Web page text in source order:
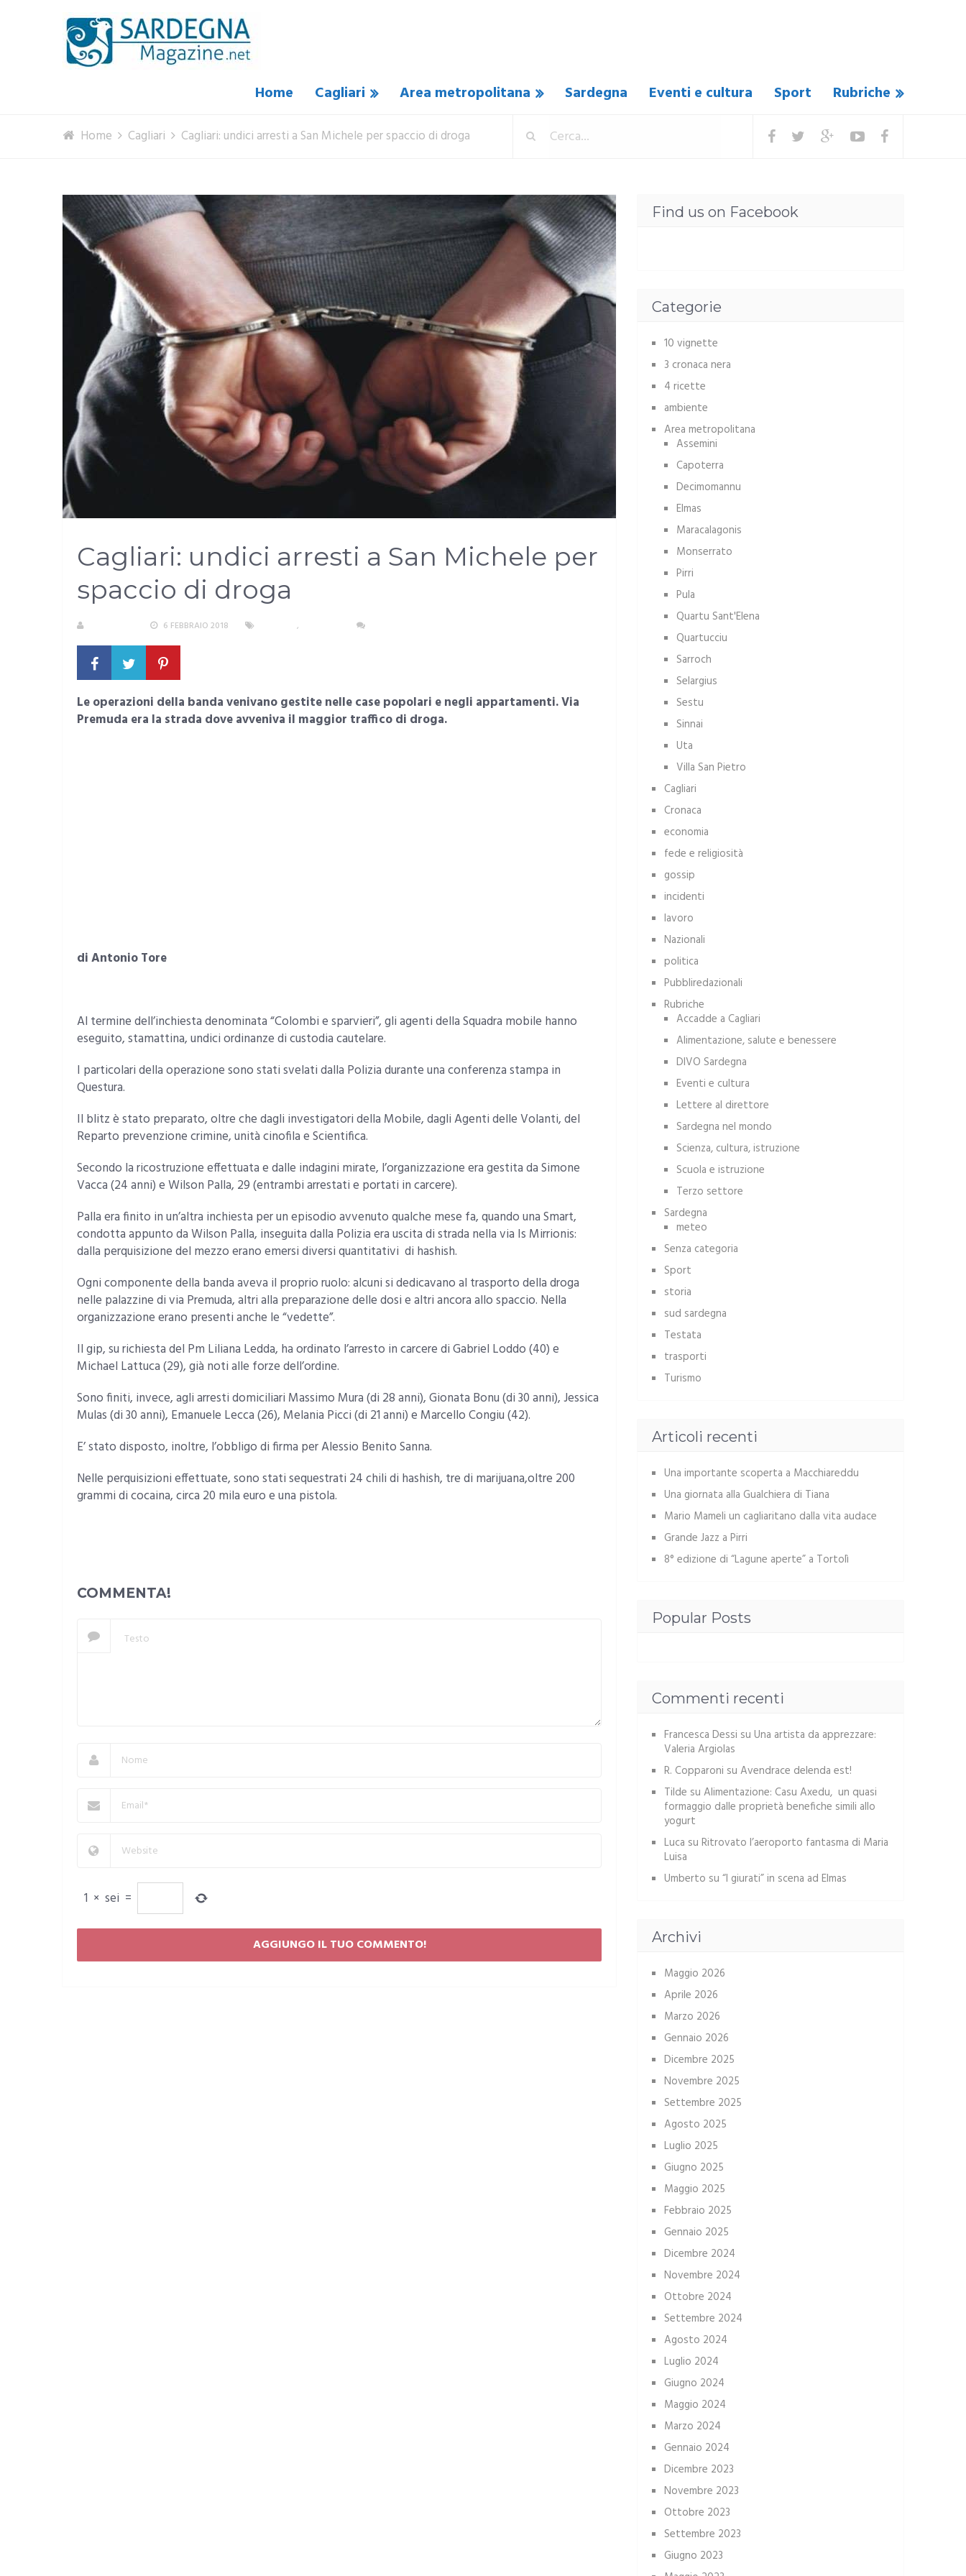
Home Cagliari Area metropolitana Sardegna Eventi e cultura Sport Rubriche
Home Cagliari Cagliari: undici arresti a San Michele per spaccio di droga
Cagliari: undici arresti a San Michele per
spaccio di droga
6 FEBBRAIO 2018 ,
Le operazioni della banda venivano gestite nelle case popolari e negli appartamenti. Via
Premuda era la strada dove avveniva il maggior traffico di droga.
di Antonio Tore
Al termine dell’inchiesta denominata “Colombi e sparvieri”, gli agenti della Squadra mobile hanno
eseguito, stamattina, undici ordinanze di custodia cautelare.
I particolari della operazione sono stati svelati dalla Polizia durante una conferenza stampa in
Questura.
Il blitz è stato preparato, oltre che dagli investigatori della Mobile, dagli Agenti delle Volanti, del
Reparto prevenzione crimine, unità cinofila e Scientifica.
Secondo la ricostruzione effettuata e dalle indagini mirate, l’organizzazione era gestita da Simone
Vacca (24 anni) e Wilson Palla, 29 (entrambi arrestati e portati in carcere).
Palla era finito in un’altra inchiesta per un episodio avvenuto qualche mese fa, quando una Smart,
condotta appunto da Wilson Palla, inseguita dalla Polizia era uscita di strada nella via Is Mirrionis:
dalla perquisizione del mezzo erano emersi diversi quantitativi di hashish.
Ogni componente della banda aveva il proprio ruolo: alcuni si dedicavano al trasporto della droga
nelle palazzine di via Premuda, altri alla preparazione delle dosi e altri ancora allo spaccio. Nella
organizzazione erano presenti anche le “vedette”.
Il gip, su richiesta del Pm Liliana Ledda, ha ordinato l’arresto in carcere di Gabriel Loddo (40) e
Michael Lattuca (29), già noti alle forze dell’ordine.
Sono finiti, invece, agli arresti domiciliari Massimo Mura (di 28 anni), Gionata Bonu (di 30 anni), Jessica
Mulas (di 30 anni), Emanuele Lecca (26), Melania Picci (di 21 anni) e Marcello Congiu (42).
E’ stato disposto, inoltre, l’obbligo di firma per Alessio Benito Sanna.
Nelle perquisizioni effettuate, sono stati sequestrati 24 chili di hashish, tre di marijuana,oltre 200
grammi di cocaina, circa 20 mila euro e una pistola.
COMMENTA!
1 × sei =
Find us on Facebook
Categorie
10 vignette
3 cronaca nera
4 ricette
ambiente
Area metropolitana
Assemini
Capoterra
Decimomannu
Elmas
Maracalagonis
Monserrato
Pirri
Pula
Quartu Sant'Elena
Quartucciu
Sarroch
Selargius
Sestu
Sinnai
Uta
Villa San Pietro
Cagliari
Cronaca
economia
fede e religiosità
gossip
incidenti
lavoro
Nazionali
politica
Pubbliredazionali
Rubriche
Accadde a Cagliari
Alimentazione, salute e benessere
DIVO Sardegna
Eventi e cultura
Lettere al direttore
Sardegna nel mondo
Scienza, cultura, istruzione
Scuola e istruzione
Terzo settore
Sardegna
meteo
Senza categoria
Sport
storia
sud sardegna
Testata
trasporti
Turismo
Articoli recenti
Una importante scoperta a Macchiareddu
Una giornata alla Gualchiera di Tiana
Mario Mameli un cagliaritano dalla vita audace
Grande Jazz a Pirri
8° edizione di “Lagune aperte” a Tortolì
Popular Posts
Commenti recenti
Francesca Dessi su Una artista da apprezzare:
Valeria Argiolas
R. Copparoni su Avendrace delenda est!
Tilde su Alimentazione: Casu Axedu, un quasi
formaggio dalle proprietà benefiche simili allo
yogurt
Luca su Ritrovato l’aeroporto fantasma di Maria
Luisa
Umberto su “I giurati” in scena ad Elmas
Archivi
Maggio 2026
Aprile 2026
Marzo 2026
Gennaio 2026
Dicembre 2025
Novembre 2025
Settembre 2025
Agosto 2025
Luglio 2025
Giugno 2025
Maggio 2025
Febbraio 2025
Gennaio 2025
Dicembre 2024
Novembre 2024
Ottobre 2024
Settembre 2024
Agosto 2024
Luglio 2024
Giugno 2024
Maggio 2024
Marzo 2024
Gennaio 2024
Dicembre 2023
Novembre 2023
Ottobre 2023
Settembre 2023
Giugno 2023